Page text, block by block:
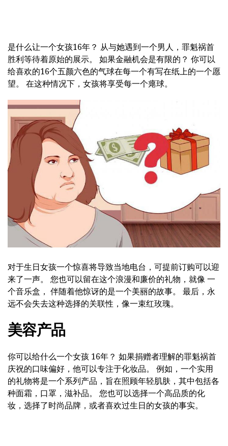
是什么让一个女孩16年？ 从与她遇到一个男人，罪魁祸首
胜利等待着原始的展示。 如果金融机会是有限的？ 你可以
给喜欢的16个五颜六色的气球在每一个有写在纸上的一个愿
望。 在这种情况下，女孩将享受每一个瘪球。
对于生日女孩一个惊喜将导致当地电台，可提前订购可以迎
来了一声。 您也可以留在这个浪漫和廉价的礼物，就像 一
个音乐盒， 伴随着他惊讶的是一个美丽的故事。 最后，永
远不会失去这种选择的关联性，像一束红玫瑰。
美容产品
你可以给什么一个女孩 16年？ 如果捐赠者理解的罪魁祸首
庆祝的口味偏好，他可以专注于化妆品。 例如，一个实用
的礼物将是一个系列产品，旨在照顾年轻肌肤，其中包括各
种面霜，口罩，滋补品。 您也可以选择一个高品质的化
妆，选择了时尚品牌，或者喜欢过生日的女孩的事实。